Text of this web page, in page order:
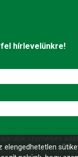
hírlevelünkre!
személyes
tekinthető meg:
elengedhetetlen